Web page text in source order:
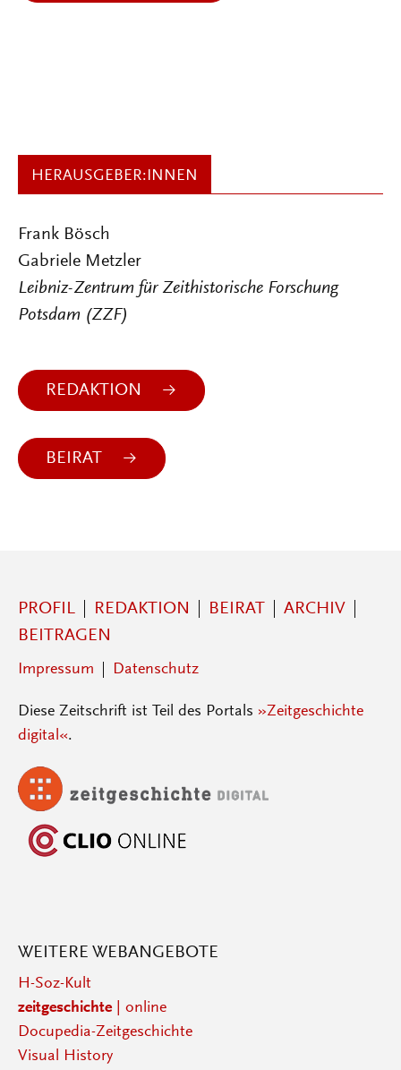
HERAUSGEBER:INNEN
Frank Bösch
Gabriele Metzler
Leibniz-Zentrum für Zeithistorische Forschung
Potsdam (ZZF)
REDAKTION
BEIRAT
PROFIL REDAKTION BEIRAT
ARCHIV
BEITRAGEN
Impressum Datenschutz
Diese Zeitschrift ist Teil des Portals »Zeitgeschichte
digital«.
WEITERE WEBANGEBOTE
H-Soz-Kult
zeitgeschichte| online
Docupedia-Zeitgeschichte
Visual History